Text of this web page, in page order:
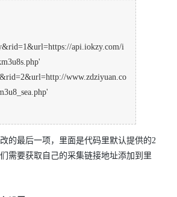
api.iokzy.com/i
www.zdziyuan.co
的最后一项，里面是代码里默认提供的2
需要获取自己的采集链接地址添加到里